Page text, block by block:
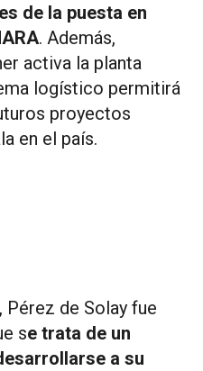
de la puesta en
. Además,
activa la planta
logístico permitirá
proyectos
en el país.
Pérez de Solay fue
se trata de un
a su